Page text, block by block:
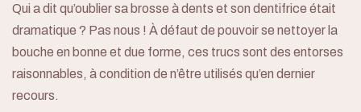
Qui a dit qu’oublier sa brosse à dents et son dentifrice était
dramatique ? Pas nous ! À défaut de pouvoir se nettoyer la
bouche en bonne et due forme, ces trucs sont des entorses
raisonnables, à condition de n’être utilisés qu’en dernier
recours.